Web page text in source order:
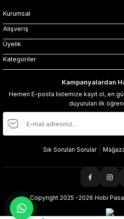
Kurumsal
Alışveriş
Üyelik
Kategoriler
Kampanyalardan
Hemen E-posta listemize kayıt ol, en
duyuruları ilk
Sık Sorulan Sorular
Copyright 2025 -2026 Hobi